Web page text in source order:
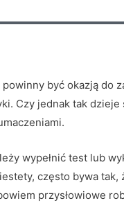
powinny być okazją do
Czy jednak tak
wypełnić test lub
często bywa tak,
przysłowiowe